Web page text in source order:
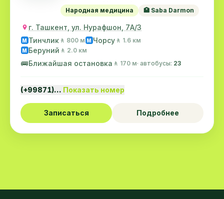
Народная медицина 🏥 Saba Darmon
г. Ташкент, ул. Нурафшон, 7А/3
M Тинчлик 🚶 800 м M Чорсу 🚶 1.6 км
M Беруний 🚶 2.0 км
🚌Ближайшая остановка 🚶 170 м· автобусы: 23
(+99871)… Показать номер
Записаться Подробнее